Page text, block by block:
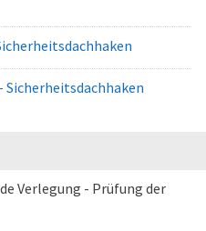
Verlegung - Prüfung der